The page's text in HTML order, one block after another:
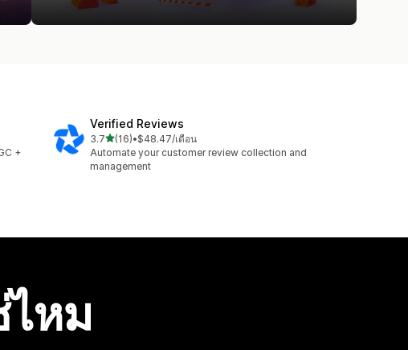
+
Verified Reviews
3.7เต็ม 5 ดาว
(16)
ทั้งหมด 16 รีวิว
•$48.47/เดือน
Automate your customer review collection and
management
ไหม